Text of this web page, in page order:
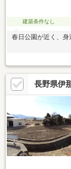
建築条件なし
春日公園が近く、身
長野県伊